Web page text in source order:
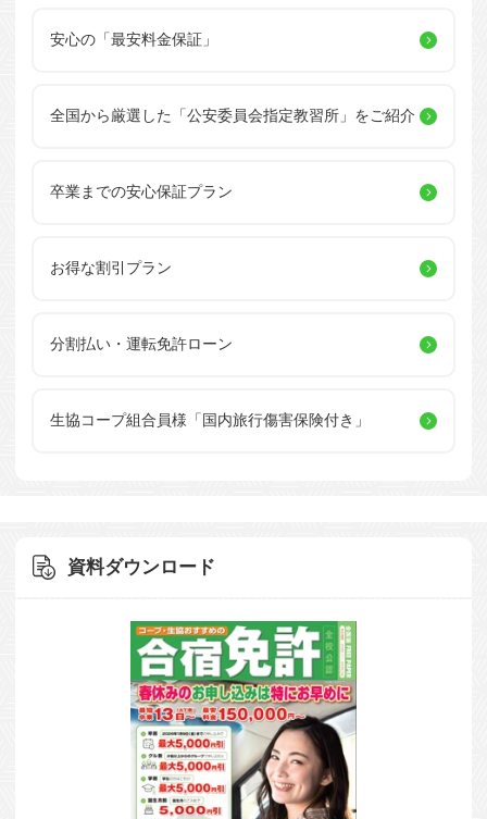
安心の「最安料金保証」
全国から厳選した 「公安委員会指定教習所」をご紹介
卒業までの安心保証プラン
お得な割引プラン
分割払い・運転免許ローン
生協コープ組合員様 「国内旅行傷害保険付き」
資料ダウンロード